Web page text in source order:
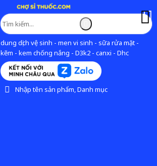
dung dịch vệ sinh - men vi sinh - sữa rửa mặt -
kẽm - kem chống nắng - D3k2 - canxi - Dhc
Nhập tên sản phẩm, Danh mục